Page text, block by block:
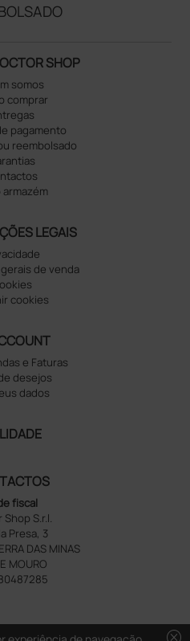
SHOP
somos
comprar
pagamento
reembolsado
armazém
LEGAIS
de venda
cookies
e Faturas
desejos
dados
fiscal
S.r.l.
Presa, 3
DAS MINAS
MOURO